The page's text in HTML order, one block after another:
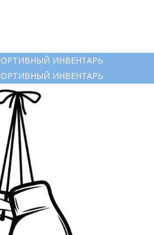
ИНВЕНТАРЬ
ИНВЕНТАРЬ